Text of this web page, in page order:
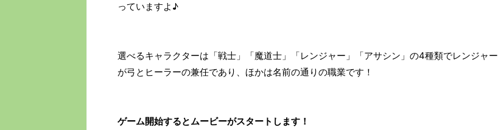
っていますよ♪
選べるキャラクターは「戦士」「魔道士」「レンジャー」「アサシン」の4種類でレンジャー
が弓とヒーラーの兼任であり、ほかは名前の通りの職業です！
ゲーム開始するとムービーがスタートします！